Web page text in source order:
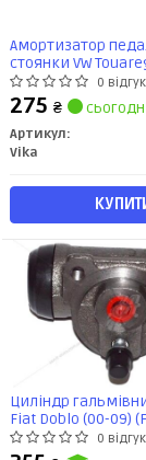
Амортизатор
стоянки VW
Q7 (07-15)
0
275 ₴
Артикул:
Vika
Циліндр
Fiat Doblo (00-09)
0